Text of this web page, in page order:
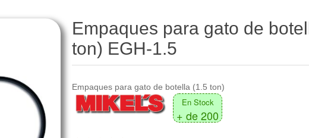
Empaques para gato de
ton) EGH-1.5
Empaques para gato de botella (1.5 ton)
En Stock
+ de 200